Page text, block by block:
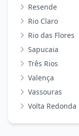
Resende
Rio Claro
Rio das Flores
Sapucaia
Três Rios
Valença
Vassouras
Volta Redonda